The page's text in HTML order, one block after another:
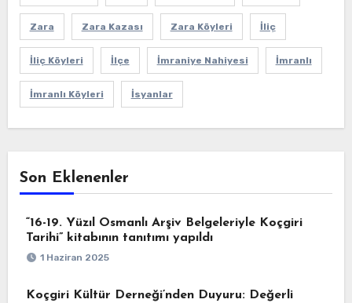
Zara Zara Kazası Zara Köyleri İliç
İliç Köyleri İlçe İmraniye Nahiyesi İmranlı
İmranlı Köyleri İsyanlar
Son Eklenenler
“16-19. Yüzıl Osmanlı Arşiv Belgeleriyle Koçgiri
Tarihi” kitabının tanıtımı yapıldı
1 Haziran 2025
Koçgiri Kültür Derneği’nden Duyuru: Değerli